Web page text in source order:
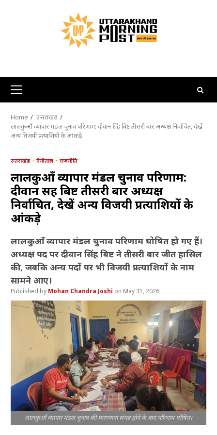
Primary
Menu
Home
उत्तराखंड
लालकुआँ व्यापार मंडल चुनाव परिणाम: दीवान सिंह बिष्ट तीसरी बार अध्यक्ष निर्वाचित, देखें
अन्य विजयी प्रत्याशियों के आंकड़े
उत्तराखंड नैनीताल राजनीति
लालकुआँ व्यापार मंडल चुनाव परिणाम:
दीवान सिंह बिष्ट तीसरी बार अध्यक्ष
निर्वाचित, देखें अन्य विजयी प्रत्याशियों के
आंकड़े
लालकुआँ व्यापार मंडल चुनाव परिणाम घोषित हो गए हैं।
अध्यक्ष पद पर दीवान सिंह बिष्ट ने तीसरी बार जीत हासिल
की, जबकि अन्य पदों पर भी विजयी प्रत्याशियों के नाम
सामने आए।
Mohan Chandra Joshi May 31, 2026
लालकुआँ व्यापार मंडल चुनाव की मतगणना संपन्न होने के बाद परिणाम घोषित।